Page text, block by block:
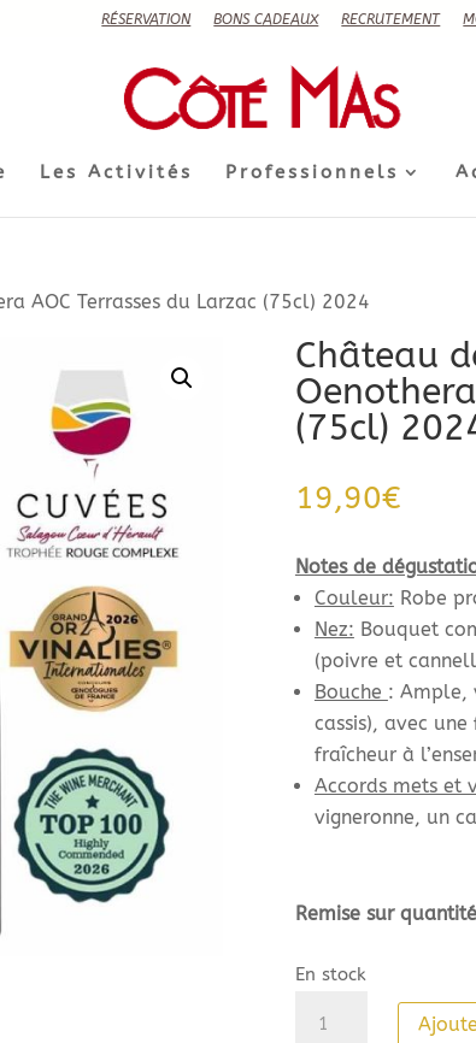
RÉSERVATION BONS CADEAUX RECRUTEMENT
Les Activités Professionnels
AOC Terrasses du Larzac (75cl) 2024
Château
(75cl)
19,90€
Notes de
Couleur: Robe
Nez: Bouquet
(poivre et
Bouche : Ample,
cassis), avec
fraîcheur à
Accords mets et
vigneronne, un
Remise sur quantité
En stock